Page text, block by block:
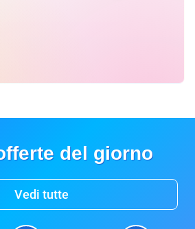
del giorno
Vedi tutte